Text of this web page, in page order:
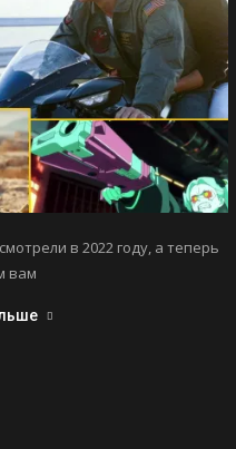
в 2022 году, а теперь
вам